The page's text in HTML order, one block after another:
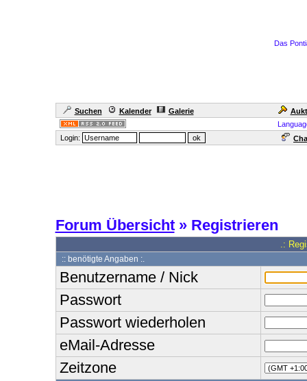
Das
Suchen Kalender Galerie
Login:
Forum Übersicht» Registrieren
.:
:: benötigte Angaben :.
Benutzername / Nick
Passwort
Passwort wiederholen
eMail-Adresse
Zeitzone